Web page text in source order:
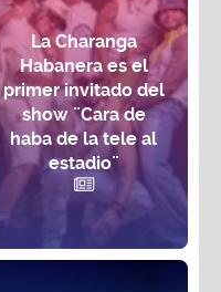
La Charanga
Habanera es el
primer invitado del
show ¨Cara de
haba de la tele al
estadio¨